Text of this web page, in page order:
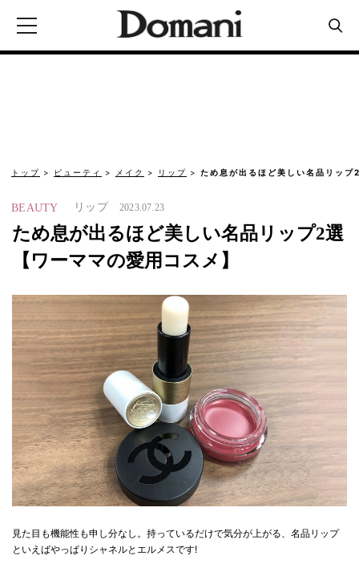
トップ ビューティ メイク リップ ため息が出るほど美しい名品リッ
BEAUTY リップ 2023.07.23
ため息が出るほど美しい名品リップ2選
【ワーママの愛用コスメ】
見た目も機能性も申し分なし。持っているだけで気分が上がる、名品リップ
といえばやっぱりシャネルとエルメスです!